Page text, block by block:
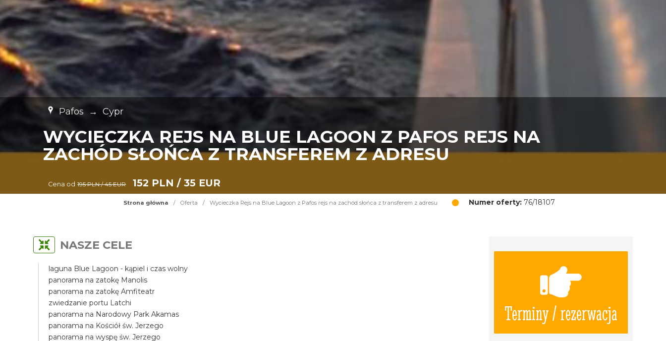
Pafos → Cypr
WYCIECZKA REJS NA BLUE LAGOON Z PAFOS REJS NA
ZACHÓD SŁOŃCA Z TRANSFEREM Z ADRESU
Cena od 195 PLN / 45 EUR 152 PLN / 35 EUR
Strona główna / Oferta / Wycieczka Rejs na Blue Lagoon z Pafos rejs na zachód słońca z transferem z adresu Numer oferty: 76/18107
Terminy / rezerwacja
NASZE CELE
laguna Blue Lagoon - kąpiel i czas wolny
panorama na zatokę Manolis
panorama na zatokę Amfiteatr
zwiedzanie portu Latchi
panorama na Narodowy Park Akamas
panorama na Kościół św. Jerzego
panorama na wyspę św. Jerzego